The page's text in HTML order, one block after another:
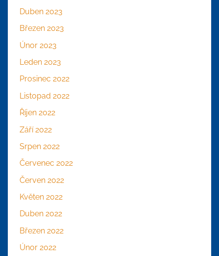
Duben 2023
Březen 2023
Únor 2023
Leden 2023
Prosinec 2022
Listopad 2022
Říjen 2022
Září 2022
Srpen 2022
Červenec 2022
Červen 2022
Květen 2022
Duben 2022
Březen 2022
Únor 2022